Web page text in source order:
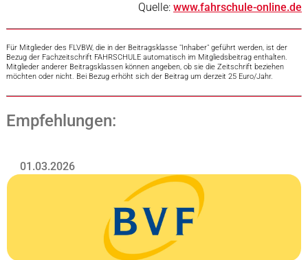
Quelle:www.fahrschule-online.de
Für Mitglieder des FLVBW, die in der Beitragsklasse "Inhaber" geführt werden, ist der
Bezug der Fachzeitschrift FAHRSCHULE automatisch im Mitgliedsbeitrag enthalten.
Mitglieder anderer Beitragsklassen können angeben, ob sie die Zeitschrift beziehen
möchten oder nicht. Bei Bezug erhöht sich der Beitrag um derzeit 25 Euro/Jahr.
Empfehlungen:
01.03.2026